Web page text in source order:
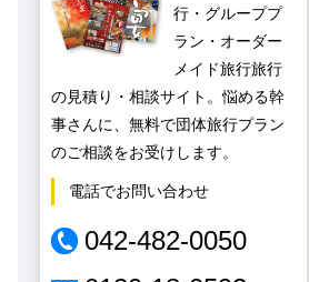
行・グループプ
ラン・オーダー
メイド旅行旅行
の見積り・相談サイト。悩める幹
事さんに、無料で団体旅行プラン
のご相談をお受けします。
電話でお問い合わせ
042-482-0050